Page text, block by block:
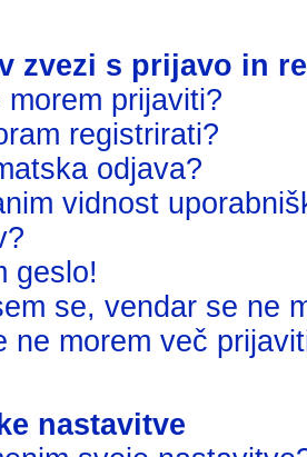
zvezi s prijavo in
prijaviti?
registrirati?
odjava?
vidnost
geslo!
se, vendar se ne
ne morem več
nastavitve